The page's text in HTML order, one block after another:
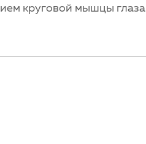
круговой мышцы глаза